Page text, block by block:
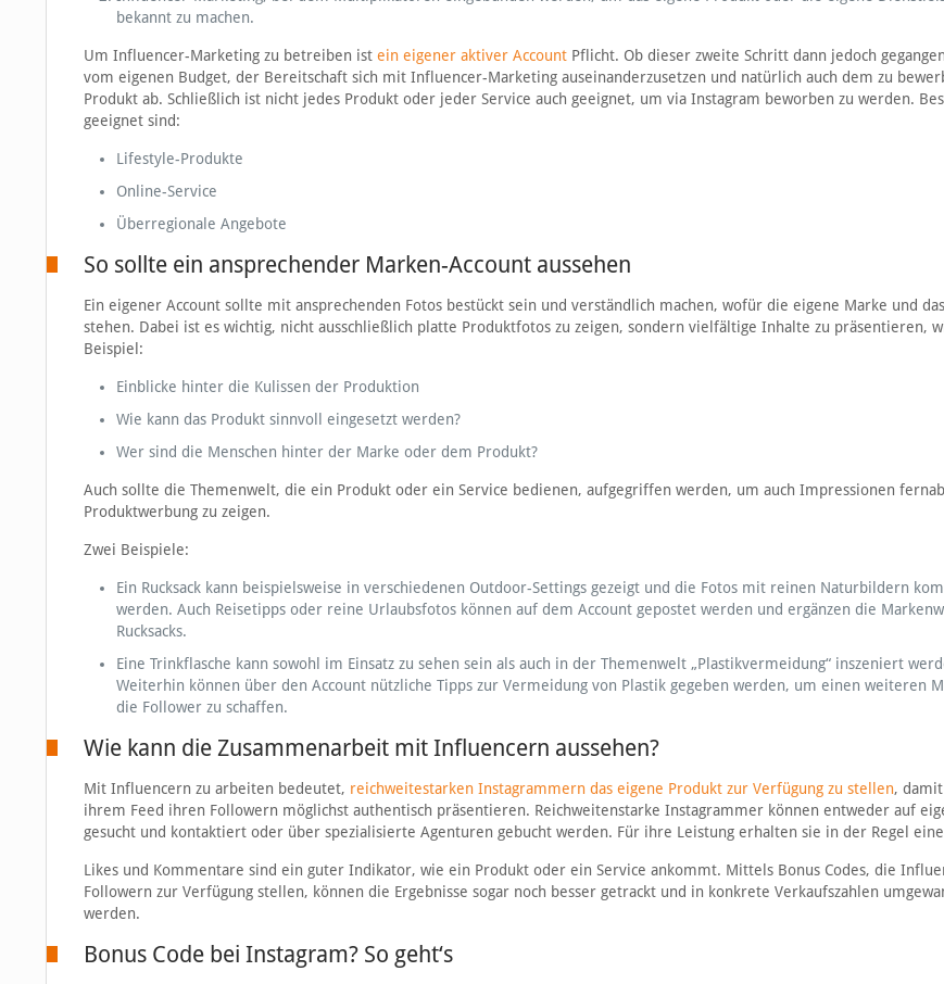
bekannt zu machen.
Um Influencer-Marketing zu betreiben ist ein eigener aktiver AccountPflicht. Ob dieser zweite Schritt dann jedoch
vom eigenen Budget, der Bereitschaft sich mit Influencer-Marketing auseinanderzusetzen und natürlich auch dem zu
Produkt ab. Schließlich ist nicht jedes Produkt oder jeder Service auch geeignet, um via Instagram beworben zu werden.
geeignet sind:
Lifestyle-Produkte
Online-Service
Überregionale Angebote
So sollte ein ansprechender Marken-Account aussehen
Ein eigener Account sollte mit ansprechenden Fotos bestückt sein und verständlich machen, wofür die eigene Marke und
stehen. Dabei ist es wichtig, nicht ausschließlich platte Produktfotos zu zeigen, sondern vielfältige Inhalte zu präsentieren,
Beispiel:
Einblicke hinter die Kulissen der Produktion
Wie kann das Produkt sinnvoll eingesetzt werden?
Wer sind die Menschen hinter der Marke oder dem Produkt?
Auch sollte die Themenwelt, die ein Produkt oder ein Service bedienen, aufgegriffen werden, um auch Impressionen
Produktwerbung zu zeigen.
Zwei Beispiele:
Ein Rucksack kann beispielsweise in verschiedenen Outdoor-Settings gezeigt und die Fotos mit reinen Naturbildern
werden. Auch Reisetipps oder reine Urlaubsfotos können auf dem Account gepostet werden und ergänzen die
Rucksacks.
Eine Trinkflasche kann sowohl im Einsatz zu sehen sein als auch in der Themenwelt „Plastikvermeidung“ inszeniert
Weiterhin können über den Account nützliche Tipps zur Vermeidung von Plastik gegeben werden, um einen weiteren
die Follower zu schaffen.
Wie kann die Zusammenarbeit mit Influencern aussehen?
Mit Influencern zu arbeiten bedeutet, reichweitestarken Instagrammern das eigene Produkt zur Verfügung zu stellen,
ihrem Feed ihren Followern möglichst authentisch präsentieren. Reichweitenstarke Instagrammer können entweder auf
gesucht und kontaktiert oder über spezialisierte Agenturen gebucht werden. Für ihre Leistung erhalten sie in der Regel
Likes und Kommentare sind ein guter Indikator, wie ein Produkt oder ein Service ankommt. Mittels Bonus Codes, die
Followern zur Verfügung stellen, können die Ergebnisse sogar noch besser getrackt und in konkrete Verkaufszahlen
werden.
Bonus Code bei Instagram? So geht‘s